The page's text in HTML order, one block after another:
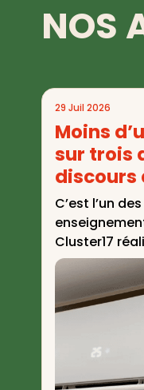
NOS
29 Juil 2026
Moins
sur trois
discours
clim »
C’est l’un
Cluster17
vagues de